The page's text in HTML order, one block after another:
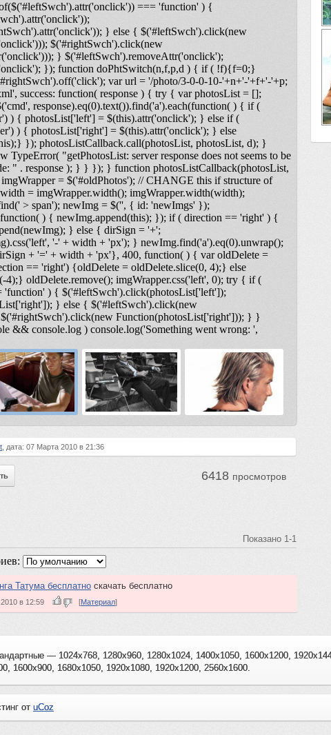
=== 'function' ) {
} else { $('#leftSwch').click(new
$('#rightSwch').click(new
} $('#leftSwch').removeAttr('onclick');
}); function doPhtSwitch(n,f,p,d ) { if ( !f){f=0;}
var url = '/photo/3-0-0-10-'+n+'-'+f+'-'+p;
success: function( response ) { try { var photosList = [];
response).eq(0).text()).find('a').each(function( ) { if (
) { photosList['left'] = $(this).attr('onclick'); } else if (
) { photosList['right'] = $(this).attr('onclick'); } else
}); photosListCallback.call(photosList, photosList, d); }
TypeError( "getPhotosList: server response does not seems to be
" . response ); } } }); } function photosListCallback(photosList,
= $('#oldPhotos'); // CHANGE this if structure of
width = imgWrapper.width(); imgWrapper.width(width);
> span'); newImg = $('', { id: 'newImgs' });
) { newImg.append(this); }); if ( direction == 'right' ) {
} else { dirSign = '+';
'-' + width + 'px'); } newImg.find('a').eq(0).unwrap();
+ '=' + width + 'px'}, 400, function( ) { var oldDelete =
== 'right') {oldDelete = oldDelete.slice(0, 4);} else
4);} oldDelete.remove(); imgWrapper.css('left', 0); try { if (
'function' ) { $('#leftSwch').click(photosList['left']);
} else { $('#leftSwch').click(new
Function(photosList['right'])); } }
&& console.log ) console.log('Something went wrong: ',
, дата: 07 Марта 2010 в 21:36
6418 просмотров
Показано 1-1
Татума бесплатно скачать бесплатно
в 12:59 [Материал]
— 1024x768, 1280x960, 1280x1024, 1400x1050, 1600x1200,
1600x900, 1680x1050, 1920x1080, 1920x1200, 2560x1600.
от uCoz